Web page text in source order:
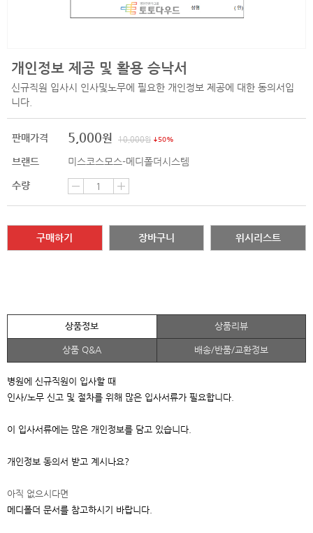
개인정보 제공 및 활용 승낙서
신규직원 입사시 인사및노무에 필요한 개인정보 제공에 대한 동의서입
니다.
판매가격 5,000원 10,000원 50%
브랜드 미스코스모스-메디폴더시스템
수량
구매하기 장바구니 위시리스트
상품정보 상품리뷰
상품 Q&A 배송/반품/교환정보
병원에 신규직원이 입사할 때
인사/노무 신고 및 절차를 위해 많은 입사서류가 필요합니다.
이 입사서류에는 많은 개인정보를 담고 있습니다.
개인정보 동의서 받고 계시나요?
아직 없으시다면
메디폴더 문서를 참고하시기 바랍니다.